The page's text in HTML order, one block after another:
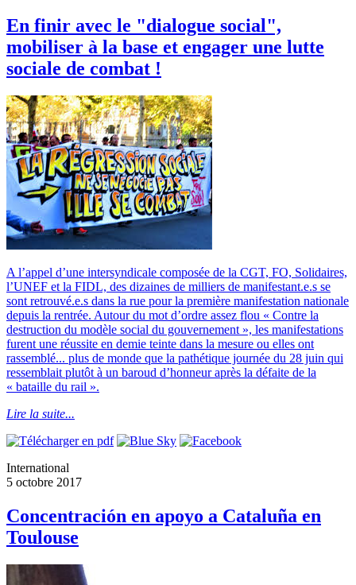
En finir avec le "dialogue social",
mobiliser à la base et engager une lutte
sociale de combat !
A l’appel d’une intersyndicale composée de la CGT, FO, Solidaires,
l’UNEF et la FIDL, des dizaines de milliers de manifestant.e.s se
sont retrouvé.e.s dans la rue pour la première manifestation nationale
depuis la rentrée. Autour du mot d’ordre assez flou « Contre la
destruction du modèle social du gouvernement », les manifestations
furent une réussite en demie teinte dans la mesure ou elles ont
rassemblé... plus de monde que la pathétique journée du 28 juin qui
ressemblait plutôt à un baroud d’honneur après la défaite de la
« bataille du rail ».
Lire la suite...
International
5 octobre 2017
Concentración en apoyo a Cataluña en
Toulouse